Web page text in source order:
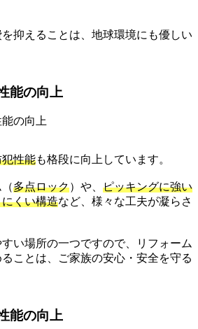
抑えることは、地球環境にも優しい
能の向上
犯性能も格段に向上しています。
多点ロック）や、 ピッキングに強い
くい構造など、様々な工夫が凝らさ
い場所の一つですので、リフォーム
ことは、ご家族の安心・安全を守る
能の向上